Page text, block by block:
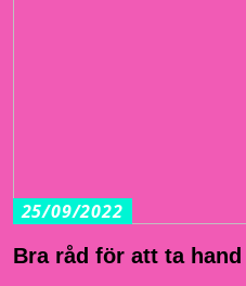
25/09/2022
Bra råd för att ta